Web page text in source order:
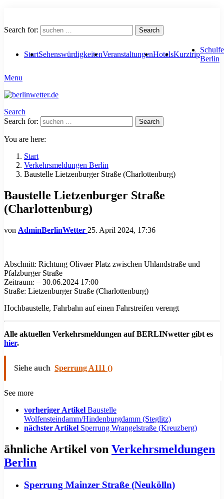
Search for: Search
StartSehenswürdigkeitenVeranstaltungenHotelsKurztrip
Berlin
Menu
Search
Search for:
Search
You are here:
Start
Verkehrsmeldungen Berlin
Baustelle Lietzenburger Straße (Charlottenburg)
Baustelle Lietzenburger Straße
(Charlottenburg)
von AdminBerlinWetter 25. April 2024, 17:36
Abschnitt: Richtung Olivaer Platz zwischen Uhlandstraße und
Pfalzburger Straße
Zeitraum: – 30.06.2024 17:00
Straße: Lietzenburger Straße (Charlottenburg)
Hochbaustelle, Fahrbahn auf einen Fahrstreifen verengt
Alle aktuellen Verkehrsmeldungen auf BERLINwetter gibt es
hier.
Siehe auch Sperrung A111 ()
See more
vorheriger Artikel Baustelle
Wolfensteindamm/Hindenburgdamm (Steglitz)
nächster Artikel Sperrung Wrangelstraße (Kreuzberg)
ähnliche Artikel von Verkehrsmeldungen
Berlin
Sperrung Mainzer Straße (Neukölln)